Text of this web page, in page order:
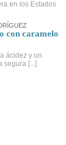
en los Estados
con caramelo
ácidez y un
segura [...]